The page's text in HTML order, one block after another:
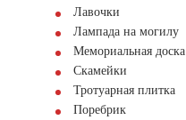
Лавочки
Лампада на могилу
Мемориальная доска
Скамейки
Тротуарная плитка
Поребрик